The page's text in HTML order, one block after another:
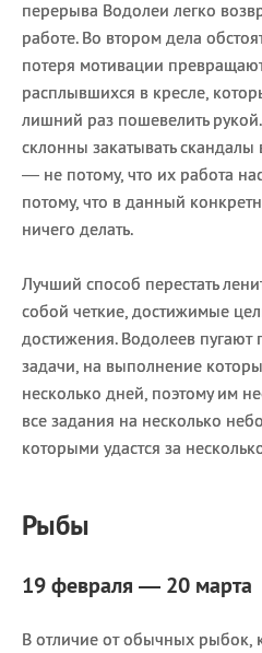
перерыва Водолеи легко
работе. Во втором дела
потеря мотивации
расплывшихся в кресле,
лишний раз пошевелить
склонны закатывать скандалы
— не потому, что их работа
потому, что в данный
ничего делать.
Лучший способ перестать
собой четкие, достижимые
достижения. Водолеев
задачи, на выполнение
несколько дней, поэтому им
все задания на несколько
которыми удастся за
Рыбы
19 февраля — 20 марта
В отличие от обычных рыбок,